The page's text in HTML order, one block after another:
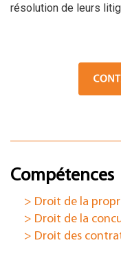
résolution de leurs
Compétences
> Droit de la
> Droit de la
> Droit des